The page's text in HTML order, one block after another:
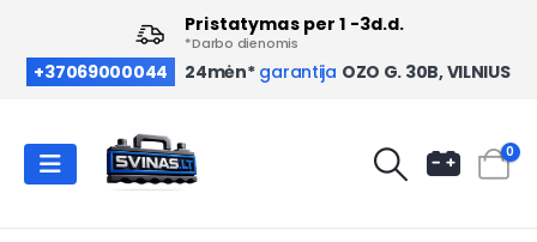
+37069000044 24mėn* garantija OZO G. 30B, VILNIUS
Pristatymas per 1 -3d.d.
*Darbo dienomis
0